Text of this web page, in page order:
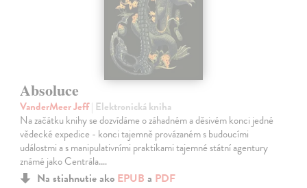
Absoluce
VanderMeer Jeff| Elektronická kniha
Na začátku knihy se dozvídáme o záhadném a děsivém konci jedné
vědecké expedice - konci tajemně provázaném s budoucími
událostmi a s manipulativními praktikami tajemné státní agentury
známé jako Centrála.…
Na stiahnutie ako EPUB a PDF